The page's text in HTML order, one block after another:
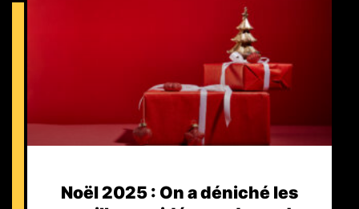
Noël 2025 : On a déniché les